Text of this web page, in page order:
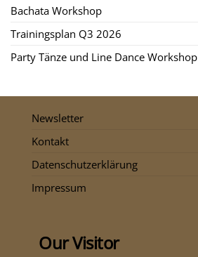
Bachata Workshop
Trainingsplan Q3 2026
Party Tänze und Line Dance Workshop
Newsletter
Kontakt
Datenschutzerklärung
Impressum
Our Visitor